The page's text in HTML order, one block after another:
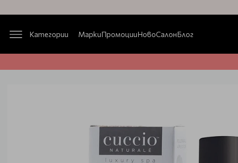
Категории МаркиПромоцииНовоСалонБлог